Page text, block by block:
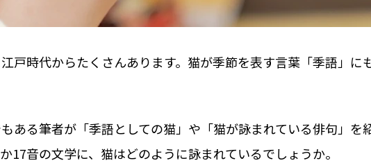
戸時代からたくさんあります。猫が季節を表す言葉「季語」に
ある筆者が「季語としての猫」や「猫が詠まれている俳句」を
17音の文学に、猫はどのように詠まれているでしょうか。